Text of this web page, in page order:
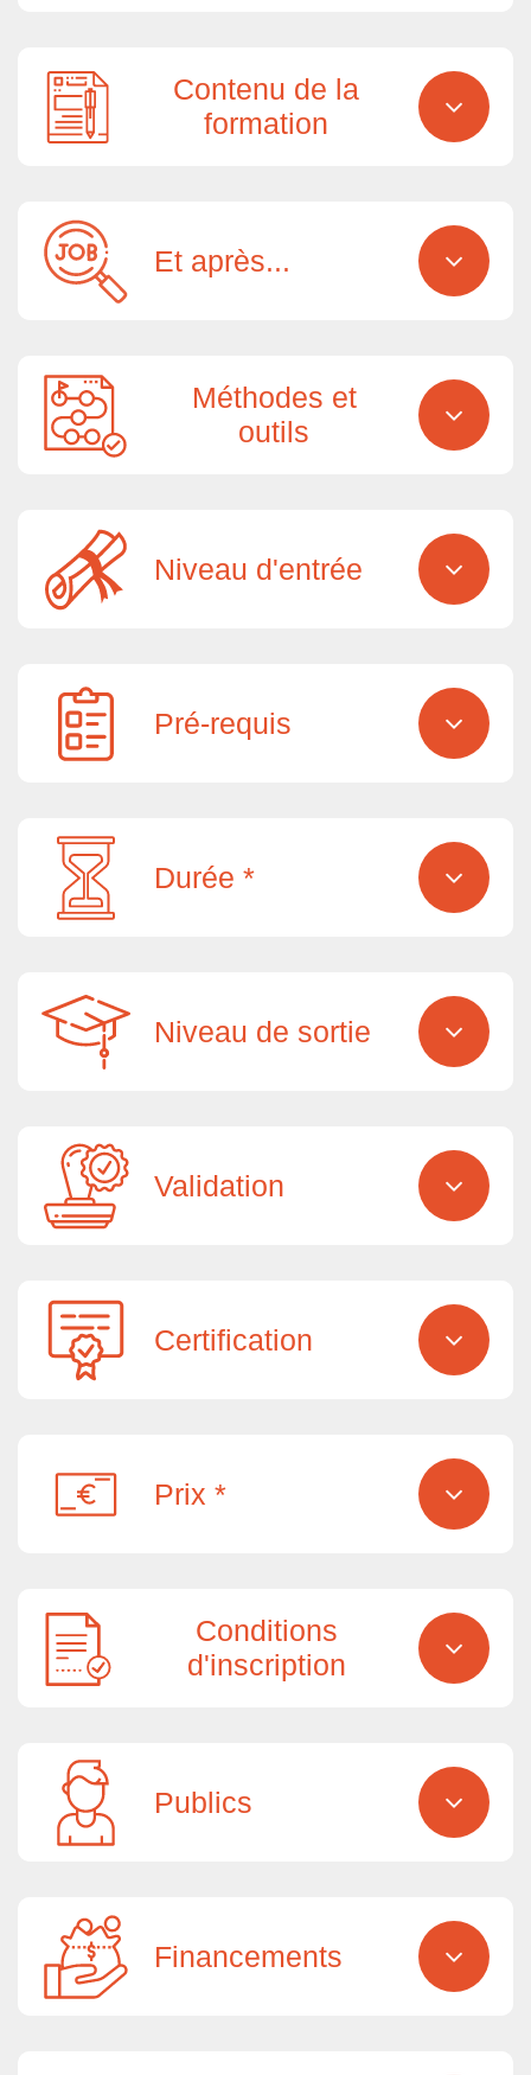
Contenu de la
formation
Et après...
Méthodes et
outils
Niveau d'entrée
Pré-requis
Durée *
Niveau de sortie
Validation
Certification
Prix *
Conditions
d'inscription
Publics
Financements